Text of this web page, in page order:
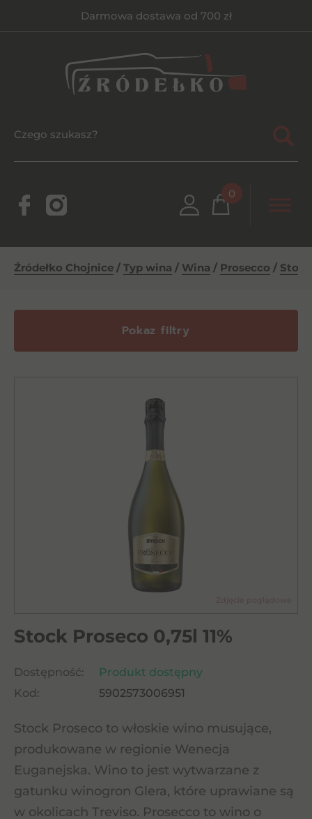
Darmowa dostawa od 700 zł
0
Źródełko Chojnice / Typ wina / Wina / Prosecco / Stock
Pokaz filtry
Stock Proseco 0,75l 11%
Dostępność:
Produkt dostępny
Kod:
5902573006951
Stock Proseco to włoskie wino musujące,
produkowane w regionie Wenecja
Euganejska. Wino to jest wytwarzane z
gatunku winogron Glera, które uprawiane są
w okolicach Treviso. Prosecco to wino o